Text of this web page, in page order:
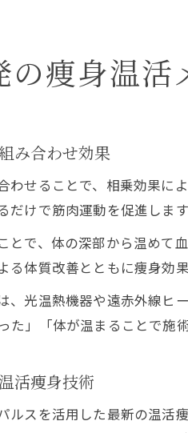
の痩身温活
み合わせ効果
せることで、相乗効果に
けで筋肉運動を促進しま
とで、体の深部から温めて
体質改善とともに痩身効
、光温熱機器や遠赤外線ヒ
た」「体が温まることで施
活痩身技術
ルスを活用した最新の温活